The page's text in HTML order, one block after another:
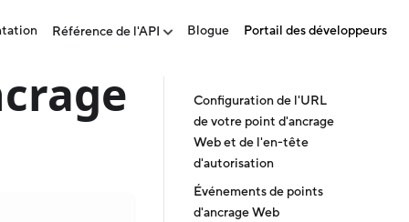
Référence de l'API Blogue Portail des développeurs
Configuration de l'URL
de votre point d'ancrage
Web et de l'en-tête
d'autorisation
Événements de points
d'ancrage Web